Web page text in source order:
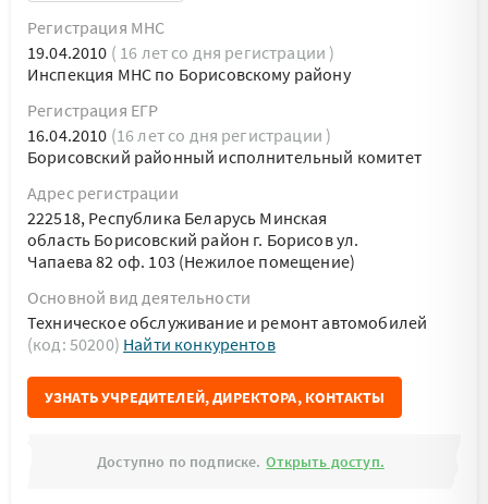
Регистрация МНС
19.04.2010 ( 16 лет со дня регистрации )
Инспекция МНС по Борисовскому району
Регистрация ЕГР
16.04.2010 (16 лет со дня регистрации )
Борисовский районный исполнительный комитет
Адрес регистрации
222518, Республика Беларусь Минская
область Борисовский район г. Борисов ул.
Чапаева 82 оф. 103 (Нежилое помещение)
Основной вид деятельности
Техническое обслуживание и ремонт автомобилей
(код: 50200) Найти конкурентов
УЗНАТЬ УЧРЕДИТЕЛЕЙ, ДИРЕКТОРА, КОНТАКТЫ
Доступно по подписке. Открыть доступ.